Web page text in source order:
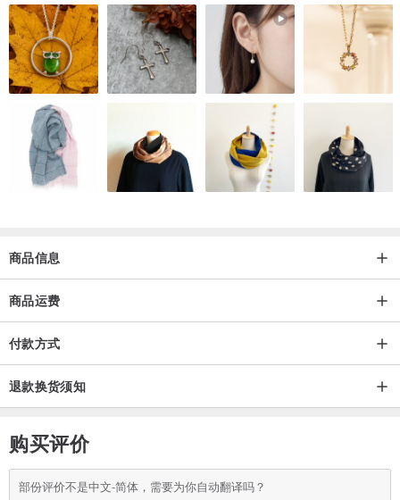
商品信息
商品运费
付款方式
退款换货须知
购买评价
部份评价不是中文-简体，需要为你自动翻译吗？